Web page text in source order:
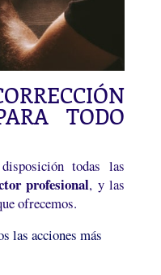
TODO
todas las
profesional, y las
ofrecemos.
las acciones más